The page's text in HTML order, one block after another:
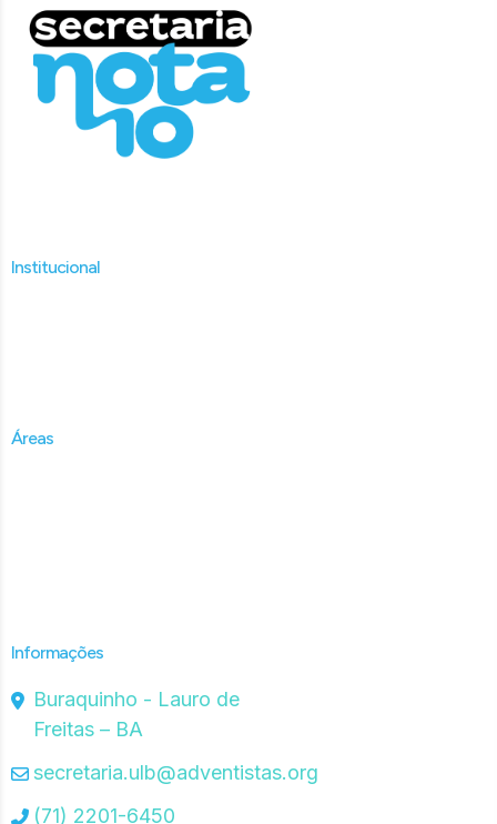
Institucional
Áreas
Informações
Buraquinho - Lauro de
Freitas – BA
secretaria.ulb@adventistas.org
(71) 2201-6450